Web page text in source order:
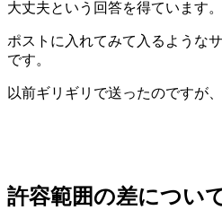
大丈夫という回答を得ています。
ポストに入れてみて入るような
です。
以前ギリギリで送ったのですが
許容範囲の差につい